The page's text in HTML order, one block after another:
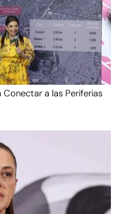
a las Periferias